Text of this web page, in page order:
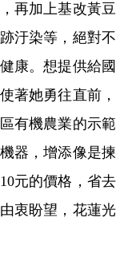
再加上基改黃豆
汙染等， 絕對不
康。想提供給國
著她勇往直前，
有機農業的示範
器，增添像是揀
元的價格，省去
衷盼望，花蓮光